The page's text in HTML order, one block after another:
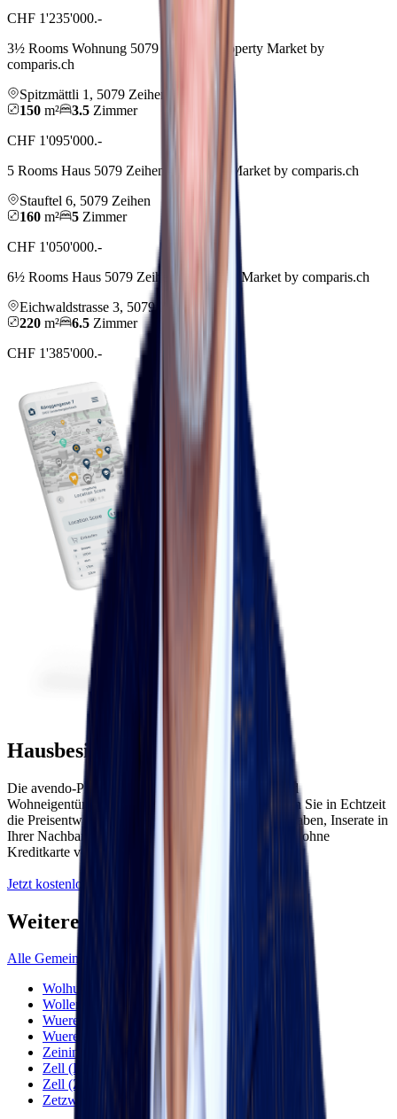
CHF 1'235'000.-
3½ Rooms Wohnung 5079 Zeihen – Property Market by
comparis.ch
Spitzmättli 1 , 5079 Zeihen
150 m² 3.5 Zimmer
CHF 1'095'000.-
5 Rooms Haus 5079 Zeihen – Property Market by comparis.ch
Stauftel 6, 5079 Zeihen
160 m² 5 Zimmer
CHF 1'050'000.-
6½ Rooms Haus 5079 Zeihen – Property Market by comparis.ch
Eichwaldstrasse 3, 5079
220 m² 6.5 Zimmer
CHF 1'385'000.-
Hausbesitzer aufgepasst!
Die avendo-Plattform - das neue Tool für Haus- und
Wohneigentümer*innen in der Schweiz. Beobachten Sie in Echtzeit
die Preisentwicklung in Ihrer Region, neue Baueingaben, Inserate in
Ihrer Nachbarschaft und vieles mehr! Kostenlos und ohne
Kreditkarte vollumfänglich nutzbar!
Jetzt kostenlos anmelden
Weitere Gemeinden
Alle Gemeinden anzeigen
Wolhusen
Wollerau
Wuerenlingen
Wuerenlos
Zeiningen
Zell (LU)
Zell (ZH)
Zetzwil